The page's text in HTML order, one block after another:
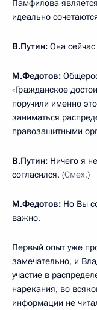
Памфилова
идеально
В.Путин: Она сейчас
М.Федотов:
«Гражданское
поручили именно
заниматься
правозащитными
В.Путин: Ничего я
согласился. (Смех.)
М.Федотов: Но Вы
важно.
Первый опыт уже
замечательно, и
участие в
нарекания, во
информации не